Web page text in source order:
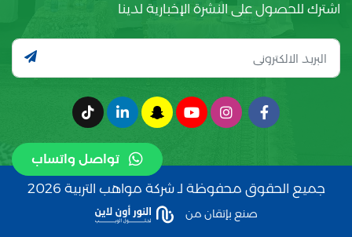
تواصل واتساب
اشترك للحصول على النشرة الإخبارية لدينا
جميع الحقوق محفوظة لـ شركة مواهب التربية 2026
صنع بإتقان من